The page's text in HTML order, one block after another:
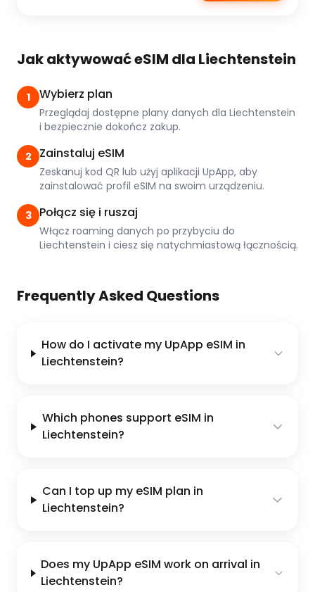
Jak aktywować eSIM dla Liechtenstein
1 Wybierz plan
Przeglądaj dostępne plany danych dla Liechtenstein
i bezpiecznie dokończ zakup.
2 Zainstaluj eSIM
Zeskanuj kod QR lub użyj aplikacji UpApp, aby
zainstalować profil eSIM na swoim urządzeniu.
3 Połącz się i ruszaj
Włącz roaming danych po przybyciu do
Liechtenstein i ciesz się natychmiastową łącznością.
Frequently Asked Questions
How do I activate my UpApp eSIM in
Liechtenstein?
Which phones support eSIM in
Liechtenstein?
Can I top up my eSIM plan in
Liechtenstein?
Does my UpApp eSIM work on arrival in
Liechtenstein?